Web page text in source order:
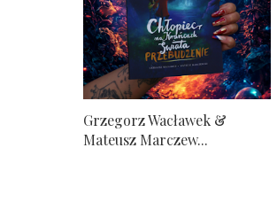
Grzegorz Wacławek &
Mateusz Marczew...